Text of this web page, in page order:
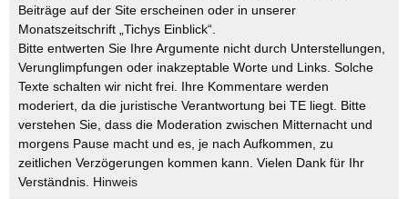
Beiträge auf der Site erscheinen oder in unserer
Monatszeitschrift „Tichys Einblick“.
Bitte entwerten Sie Ihre Argumente nicht durch Unterstellungen,
Verunglimpfungen oder inakzeptable Worte und Links. Solche
Texte schalten wir nicht frei. Ihre Kommentare werden
moderiert, da die juristische Verantwortung bei TE liegt. Bitte
verstehen Sie, dass die Moderation zwischen Mitternacht und
morgens Pause macht und es, je nach Aufkommen, zu
zeitlichen Verzögerungen kommen kann. Vielen Dank für Ihr
Verständnis. Hinweis